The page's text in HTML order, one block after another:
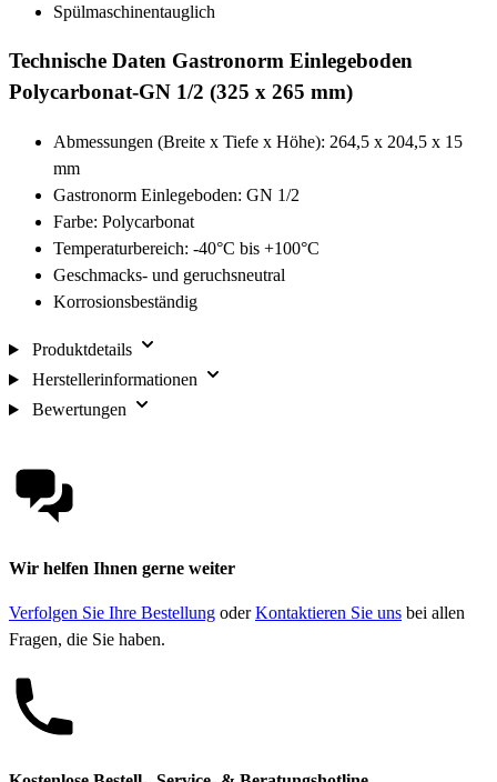
Spülmaschinentauglich
Technische Daten Gastronorm Einlegeboden
Polycarbonat-GN 1/2 (325 x 265 mm)
Abmessungen (Breite x Tiefe x Höhe): 264,5 x 204,5 x 15
mm
Gastronorm Einlegeboden: GN 1/2
Farbe: Polycarbonat
Temperaturbereich: -40°C bis +100°C
Geschmacks- und geruchsneutral
Korrosionsbeständig
Produktdetails
Herstellerinformationen
Bewertungen
Wir helfen Ihnen gerne weiter
Verfolgen Sie Ihre Bestellung oderKontaktieren Sie uns bei allen
Fragen, die Sie haben.